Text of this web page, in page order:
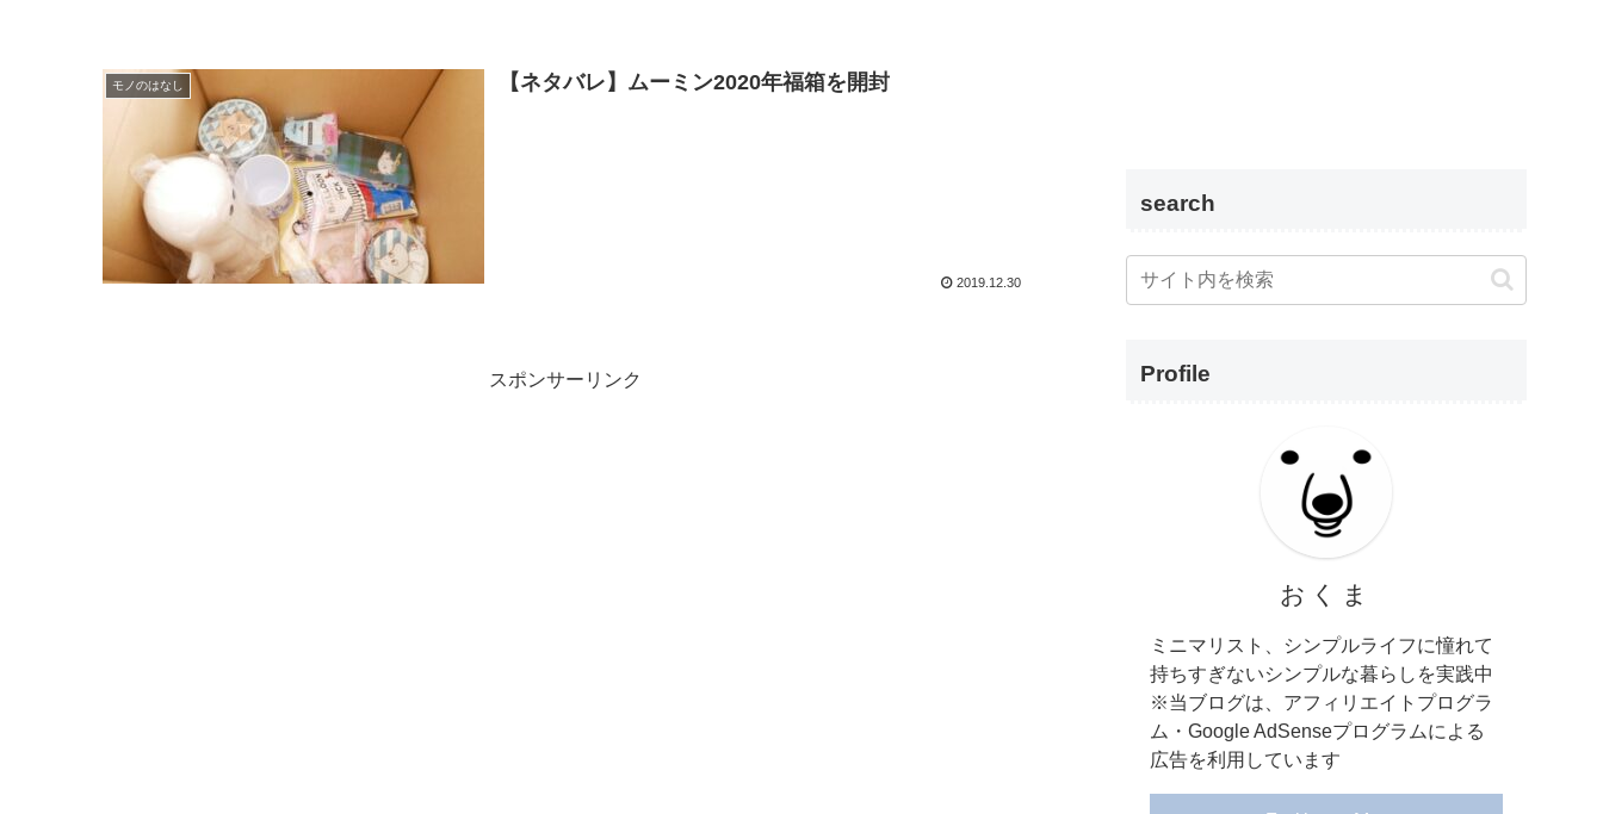
モノのはなし 【ネタバレ】ムーミン2020年福箱を開封
2019.12.30
スポンサーリンク
search
Profile
おくま
ミニマリスト、シンプルライフに憧れて
持ちすぎないシンプルな暮らしを実践中
※当ブログは、アフィリエイトプログラ
ム・Google AdSenseプログラムによる
広告を利用しています